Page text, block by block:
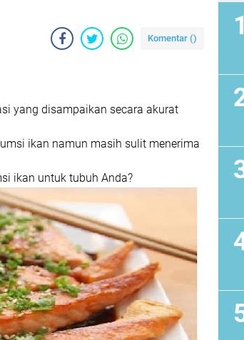
Komentar ()
yang disampaikan secara akurat
ikan namun masih sulit menerima
ikan untuk tubuh Anda?